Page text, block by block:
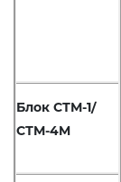
Блок СТМ-1/
СТМ-4M